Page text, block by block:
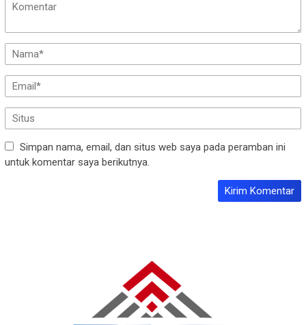
Simpan nama, email, dan situs web saya pada peramban ini
untuk komentar saya berikutnya.